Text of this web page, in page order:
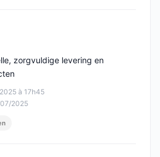
5
à 17h45
2025
zorgvuldige levering en